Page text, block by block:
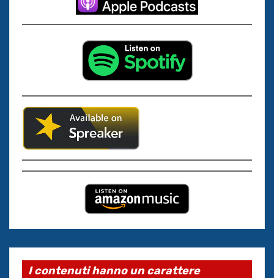
I contenuti hanno un carattere